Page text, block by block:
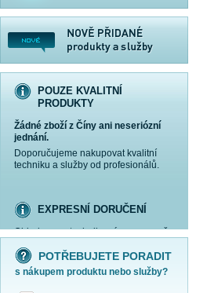
POUZE KVALITNÍ
PRODUKTY
Žádné zboží z Číny ani neseriózní
jednání.
Doporučujeme nakupovat kvalitní
techniku a služby od profesionálů.
více informací »
EXPRESNÍ DORUČENÍ
Objednanou techniku vám expresně
Praha - DNES
ČR - ZÍTRA DO 17 HODIN
Dále zasíláme zboží Obchodním
více informací »
více informací »
více informací »
POTŘEBUJETE PORADIT
s nákupem produktu nebo služby?